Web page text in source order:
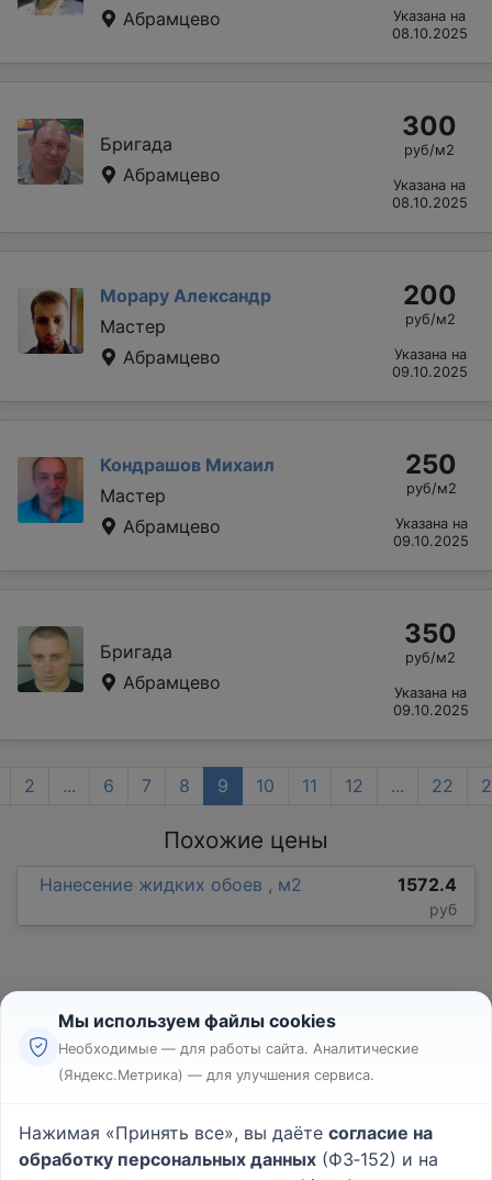
Абрамцево
Указана на
08.10.2025
Бригада
Абрамцево
300
руб/м2
Указана на
08.10.2025
Морару Александр
Мастер
Абрамцево
200
руб/м2
Указана на
09.10.2025
Кондрашов Михаил
Мастер
Абрамцево
250
руб/м2
Указана на
09.10.2025
Бригада
Абрамцево
350
руб/м2
Указана на
09.10.2025
2 ... 6 7 8 9 10 11 12 ... 22
Похожие цены
Нанесение жидких обоев , м2 1572.4
руб
Реклама
Пользовательское соглашение
Политика конфиденциальности
Мы используем файлы cookies
Необходимые — для работы сайта. Аналитические
(Яндекс.Метрика) — для улучшения сервиса.
Нажимая «Принять все», вы даёте согласие на
обработку персональных данных (ФЗ‑152) и на